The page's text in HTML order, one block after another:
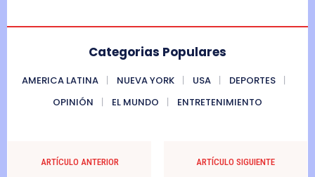
Categorias Populares
AMERICA LATINA NUEVA YORK USA
DEPORTES
OPINIÓN
EL MUNDO ENTRETENIMIENTO
ARTÍCULO ANTERIOR ARTÍCULO SIGUIENTE